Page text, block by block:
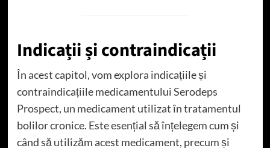
Indicații și contraindicații
În acest capitol, vom explora indicațiile și
contraindicațiile medicamentului Serodeps
Prospect, un medicament utilizat în tratamentul
bolilor cronice. Este esențial să înțelegem cum și
când să utilizăm acest medicament, precum și